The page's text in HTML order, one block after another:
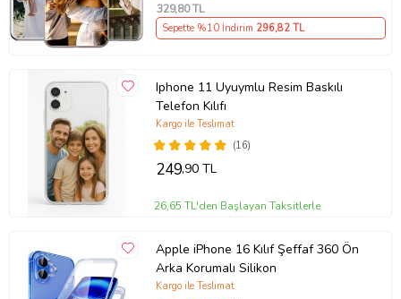
329,80 TL
Sepette %10 İndirim 296,82 TL
Iphone 11 Uyuymlu Resim Baskılı
Telefon Kılıfı
(16)
Kargo ile Teslimat
249,90 TL
26,65 TL'den Başlayan Taksitlerle
Apple iPhone 16 Kılıf Şeffaf 360 Ön
Arka Korumalı Silikon
Kargo ile Teslimat